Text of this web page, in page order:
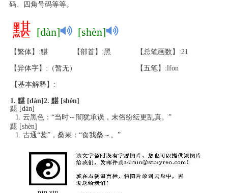
码、四角号码等等。
黮 [dàn] [shèn]
【繁体】:黮 【部首】:黑 【总笔画数】:21
【异体字】:（暂无） 【五笔】:lfon
【基本解释】:
1. 黮 [dàn] 2. 黮 [shèn]
黮 [dàn]
云黑色：“当时～闇犹承误，末俗纷纭更乱真。”
黮 [shèn]
古通“葚”，桑果：“食我桑～。”